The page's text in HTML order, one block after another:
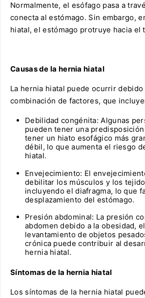
Normalmente, el esófago pasa a
conecta al estómago. Sin embargo,
hiatal, el estómago protruye hacia el
Causas de la hernia hiatal
La hernia hiatal puede ocurrir debido
combinación de factores, que
Debilidad congénita: Algunas
pueden tener una
tener un hiato esofágico más
débil, lo que aumenta el riesgo
hiatal.
Envejecimiento: El
debilitar los músculos y los
incluyendo el diafragma, lo que
desplazamiento del estómago.
Presión abdominal: La presión
abdomen debido a la obesidad,
levantamiento de objetos
crónica puede contribuir al
hernia hiatal.
Síntomas de la hernia hiatal
Los síntomas de la hernia hiatal